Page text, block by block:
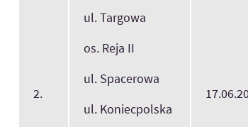
2.
ul. Targowa
os. Reja II
ul. Spacerowa
ul. Koniecpolska